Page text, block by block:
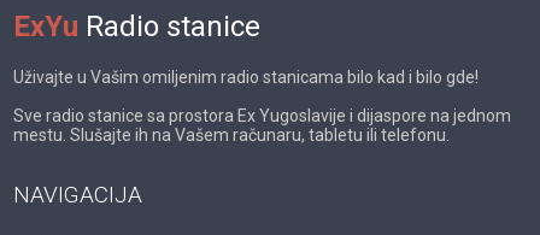
ExYu Radio stanice
Uživajte u Vašim omiljenim radio stanicama bilo kad i bilo gde!
Sve radio stanice sa prostora Ex Yugoslavije i dijaspore na jednom
mestu. Slušajte ih na Vašem računaru, tabletu ili telefonu.
NAVIGACIJA